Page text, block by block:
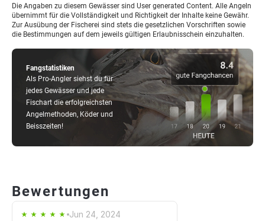
Fangstatistiken
Als Pro-Angler siehst du für
jedes Gewässer und jede
Fischart die erfolgreichsten
Angelmethoden, Köder und
Beisszeiten!
Die Angaben zu diesem Gewässer sind User generated Content. Alle Angeln
übernimmt für die Vollständigkeit und Richtigkeit der Inhalte keine Gewähr.
Zur Ausübung der Fischerei sind stets die gesetzlichen Vorschriften sowie
die Bestimmungen auf dem jeweils gültigen Erlaubnisschein einzuhalten.
Bewertungen
Jun 24, 2024